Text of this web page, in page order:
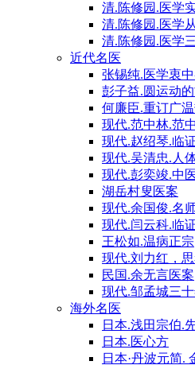
清.陈修园.医学
清.陈修园.医学
清.陈修园.医学
近代名医
张锡纯.医学衷
彭子益.圆运动
何廉臣.重订广
现代.范中林.范
现代.赵绍琴.临
现代.吴清忠.人
现代.彭奕竣.中
湖岳村叟医案
现代.余国俊.名
现代.闫云科.临
王松如.温病正宗
现代.刘力红，
民国.余无言医案
现代.邹孟城三
海外名医
日本.浅田宗伯.
日本.医心方
日本·丹波元简.